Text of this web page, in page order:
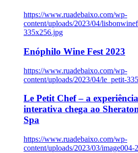
https://www.ruadebaixo.com/wp-
content/uploads/2023/04/
335x256.jpg
Enóphilo Wine Fest 2023
https://www.ruadebaixo.com/wp-
content/uploads/2023/04/le_petit-
Le Petit Chef – a
interativa chega ao
Spa
https://www.ruadebaixo.com/wp-
content/uploads/2023/03/image004-